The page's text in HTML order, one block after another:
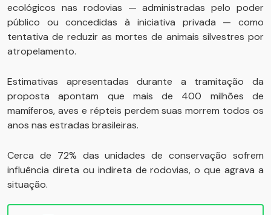
ecológicos nas rodovias — administradas pelo poder
público ou concedidas à iniciativa privada — como
tentativa de reduzir as mortes de animais silvestres por
atropelamento.
Estimativas apresentadas durante a tramitação da
proposta apontam que mais de 400 milhões de
mamíferos, aves e répteis perdem suas morrem todos os
anos nas estradas brasileiras.
Cerca de 72% das unidades de conservação sofrem
influência direta ou indireta de rodovias, o que agrava a
situação.